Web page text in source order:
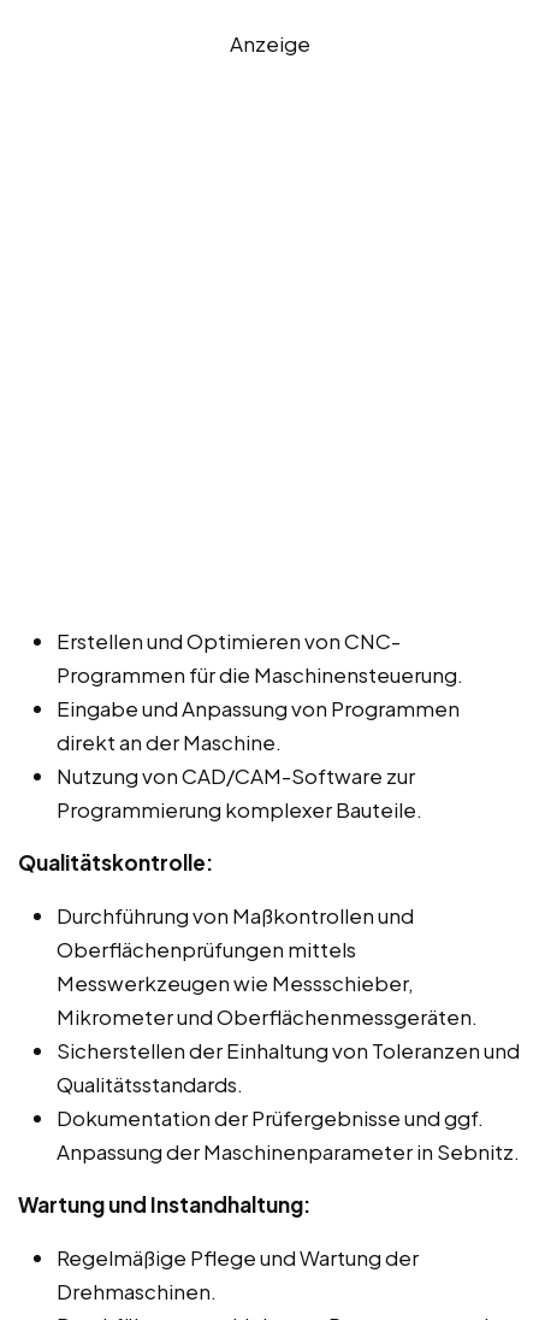
Anzeige
Erstellen und Optimieren von CNC-
Programmen für die Maschinensteuerung.
Eingabe und Anpassung von Programmen
direkt an der Maschine.
Nutzung von CAD/CAM-Software zur
Programmierung komplexer Bauteile.
Qualitätskontrolle:
Durchführung von Maßkontrollen und
Oberflächenprüfungen mittels
Messwerkzeugen wie Messschieber,
Mikrometer und Oberflächenmessgeräten.
Sicherstellen der Einhaltung von Toleranzen und
Qualitätsstandards.
Dokumentation der Prüfergebnisse und ggf.
Anpassung der Maschinenparameter in Sebnitz.
Wartung und Instandhaltung:
Regelmäßige Pflege und Wartung der
Drehmaschinen.